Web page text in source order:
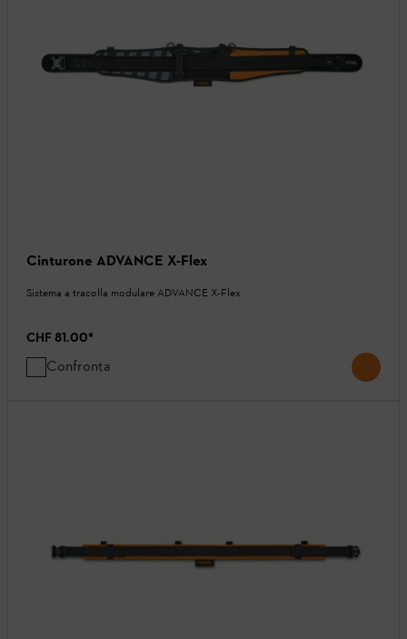
Cinturone ADVANCE X-Flex
Sistema a tracolla modulare ADVANCE X-Flex
CHF 81.00*
Confronta